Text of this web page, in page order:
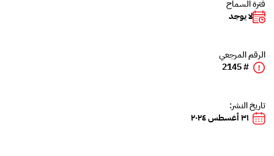
فترة السماح
لا يوجد
الرقم المرجعي
# 2145
تاريخ النشر:
٣١ أغسطس ٢٠٢٤